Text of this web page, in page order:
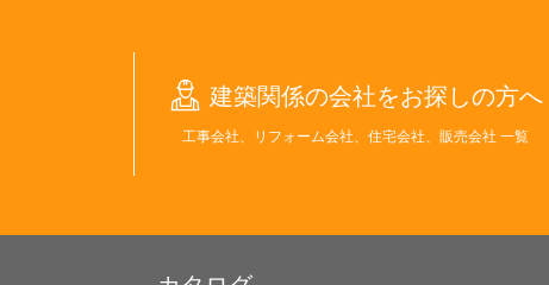
建築関係の会社をお探しの方へ
工事会社、リフォーム会社、住宅会社、販売会社 一覧